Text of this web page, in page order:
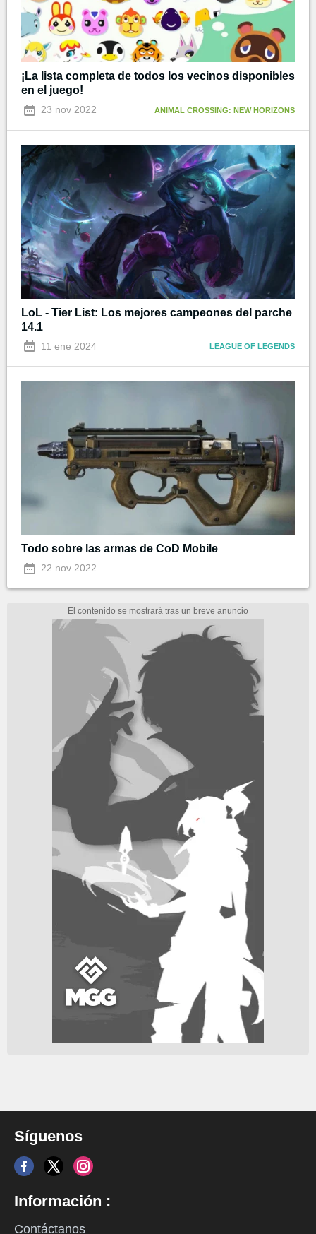
¡La lista completa de todos los vecinos disponibles
en el juego!
23 nov 2022 ANIMAL CROSSING: NEW HORIZONS
LoL - Tier List: Los mejores campeones del parche
14.1
11 ene 2024 LEAGUE OF LEGENDS
Todo sobre las armas de CoD Mobile
22 nov 2022
Síguenos
Información :
Contáctanos